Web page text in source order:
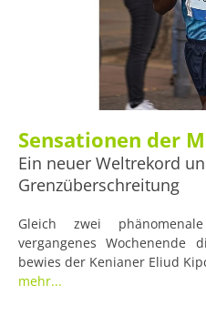
Sensationen der
Ein neuer Weltrekord
Grenzüberschreitung
Gleich zwei
vergangenes Wochenende
bewies der Kenianer Eliud
Geglaubtes möglich werden
mehr...